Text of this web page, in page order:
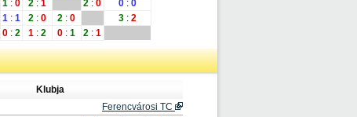
1 : 0 2 : 1 2 : 0 0 : 0
1 : 1 2 : 0 2 : 0 3 : 2
0 : 2 1 : 2 0 : 1 2 : 1
Klubja
Ferencvárosi TC